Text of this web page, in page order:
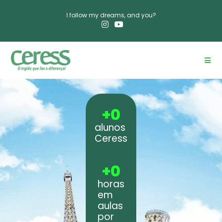
I follow my dreams, and you?​
alunos
Ceress
+0
horas
em
aulas
por
+0